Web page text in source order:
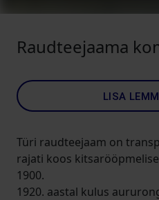
Raudteejaama
LISA
Türi raudteejaam on
rajati koos
1900.
1920. aastal kulus